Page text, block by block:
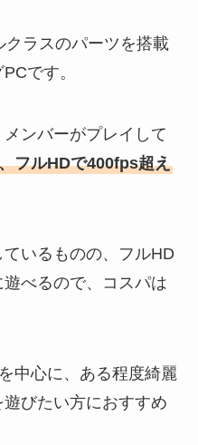
ラスのパーツを搭載
です。
ンバーがプレイして
フルHDで400fps超え
いるものの、フルHD
べるので、コスパは
中心に、ある程度綺麗
びたい方におすすめ